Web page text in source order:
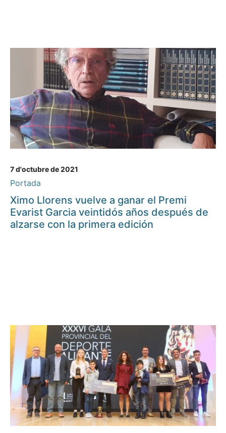
7 d'octubre de 2021
Portada
Ximo Llorens vuelve a ganar el Premi
Evarist Garcia veintidós años después de
alzarse con la primera edición